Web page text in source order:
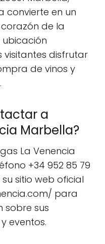
convierte en un
de la
disfrutar
de vinos y
a
Marbella?
La Venencia
+34 952 85 79
sitio web oficial
para
sobre sus
eventos.